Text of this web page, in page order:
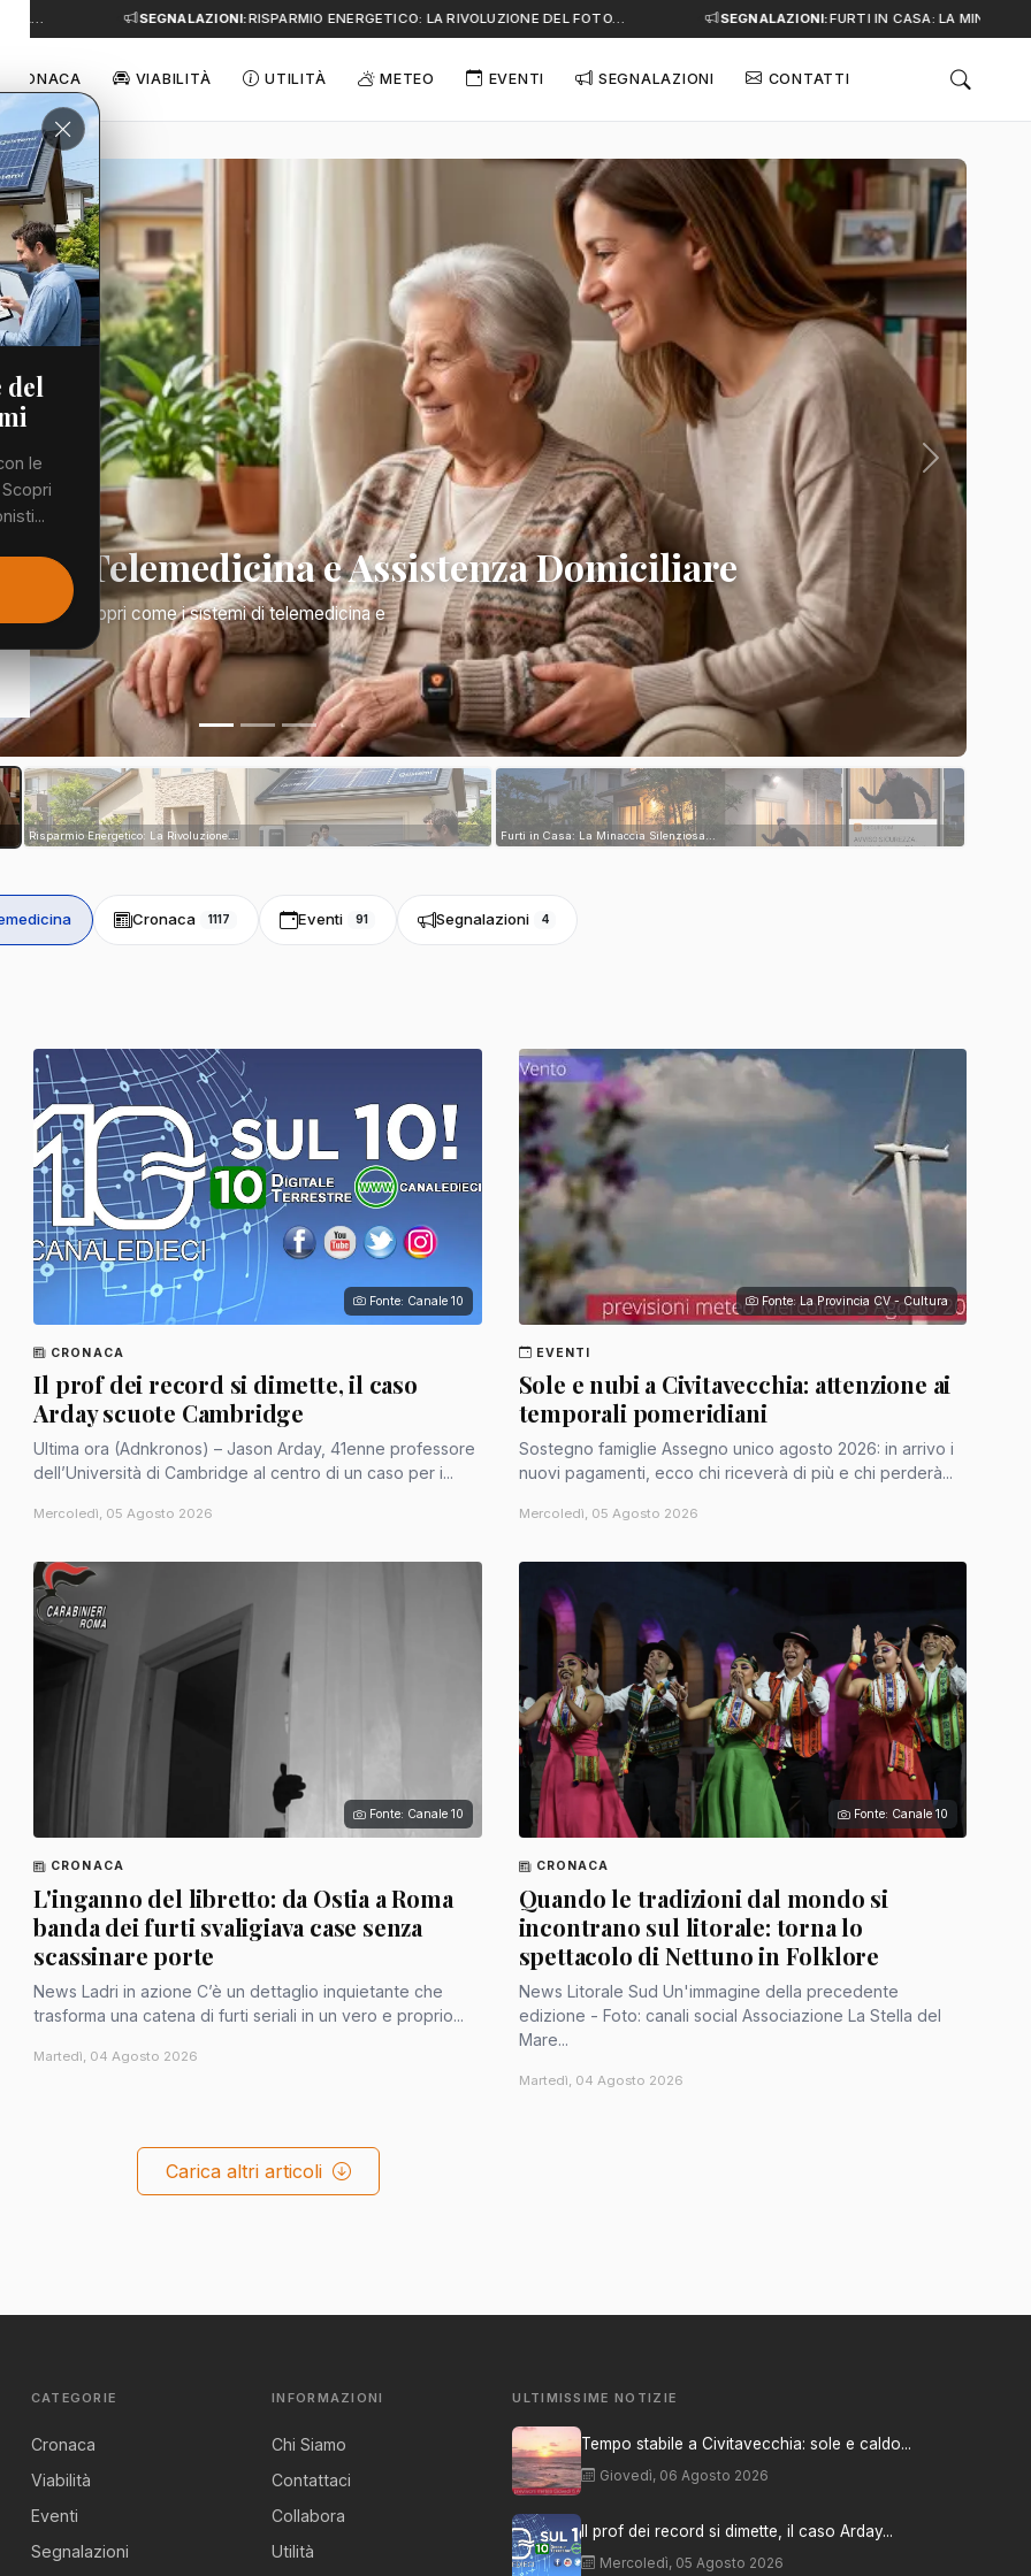
SEGNALAZIONI:RISPARMIO ENERGETICO: LA RIVOLUZIONE DEL FOTO… SEGNALAZIONI:FURTI IN CASA: LA MINACCIA
CRONACA VIABILITÀ UTILITÀ METEO EVENTI SEGNALAZIONI CONTATTI
del
le
Telemedicina e Assistenza Domiciliare
di tutto. Scopri come i sistemi di telemedicina e
Successivo
Risparmio Energetico: La Rivoluzione... Furti in Casa: La Minaccia Silenziosa...
Cronaca 1117 Eventi 91 Segnalazioni 4
Fonte: Canale 10
CRONACA
Il prof dei record si dimette, il caso
Arday scuote Cambridge
Ultima ora (Adnkronos) – Jason Arday, 41enne professore
dell’Università di Cambridge al centro di un caso per i...
Mercoledì, 05 Agosto 2026
Fonte: La Provincia CV - Cultura
EVENTI
Sole e nubi a Civitavecchia: attenzione ai
temporali pomeridiani
Sostegno famiglie Assegno unico agosto 2026: in arrivo i
nuovi pagamenti, ecco chi riceverà di più e chi perderà...
Mercoledì, 05 Agosto 2026
Fonte: Canale 10
CRONACA
L'inganno del libretto: da Ostia a Roma
banda dei furti svaligiava case senza
scassinare porte
News Ladri in azione C’è un dettaglio inquietante che
trasforma una catena di furti seriali in un vero e proprio...
Martedì, 04 Agosto 2026
Fonte: Canale 10
CRONACA
Quando le tradizioni dal mondo si
incontrano sul litorale: torna lo
spettacolo di Nettuno in Folklore
News Litorale Sud Un'immagine della precedente
edizione - Foto: canali social Associazione La Stella del
Mare...
Martedì, 04 Agosto 2026
Carica altri articoli
CATEGORIE
Cronaca
Viabilità
Eventi
Segnalazioni
INFORMAZIONI
Chi Siamo
Contattaci
Collabora
Utilità
ULTIMISSIME NOTIZIE
Tempo stabile a Civitavecchia: sole e caldo...
Giovedì, 06 Agosto 2026
Il prof dei record si dimette, il caso Arday...
Mercoledì, 05 Agosto 2026